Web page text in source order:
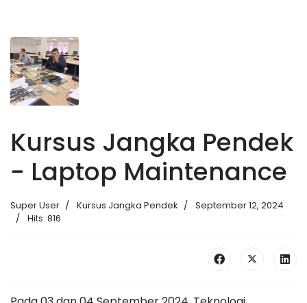
Kursus Jangka Pendek
- Laptop Maintenance
Super User Kursus Jangka Pendek
September 12, 2024
Hits: 816